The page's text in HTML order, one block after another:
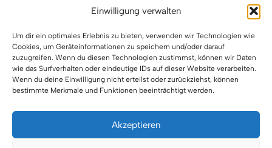
Einwilligung verwalten
Um dir ein optimales Erlebnis zu bieten, verwenden wir Technologien wie
Cookies, um Geräteinformationen zu speichern und/oder darauf
zuzugreifen. Wenn du diesen Technologien zustimmst, können wir Daten
wie das Surfverhalten oder eindeutige IDs auf dieser Website verarbeiten.
Wenn du deine Einwilligung nicht erteilst oder zurückziehst, können
bestimmte Merkmale und Funktionen beeinträchtigt werden.
Akzeptieren
1 2 3 4 … 6 7 8
Impressum